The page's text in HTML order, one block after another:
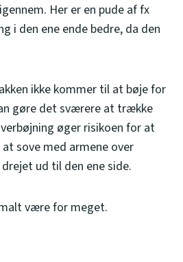
Her er en pude af fx
i den ene ende bedre, da den
ikke kommer til at bøje for
gøre det sværere at trække
øger risikoen for at
sove med armene over
ud til den ene side.
være for meget.